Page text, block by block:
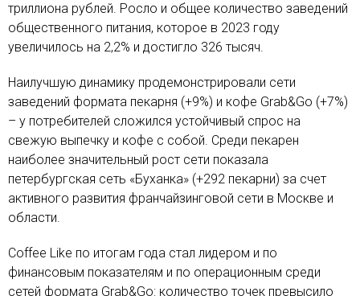
триллиона рублей. Росло и общее количество заведений
общественного питания, которое в 2023 году
увеличилось на 2,2% и достигло 326 тысяч.
Наилучшую динамику продемонстрировали сети
заведений формата пекарня (+9%) и кофе Grab&Go (+7%)
– у потребителей сложился устойчивый спрос на
свежую выпечку и кофе с собой. Среди пекарен
наиболее значительный рост сети показала
петербургская сеть «Буханка» (+292 пекарни) за счет
активного развития франчайзинговой сети в Москве и
области.
Coffee Like по итогам года стал лидером и по
финансовым показателям и по операционным среди
сетей формата Grab&Go: количество точек превысило